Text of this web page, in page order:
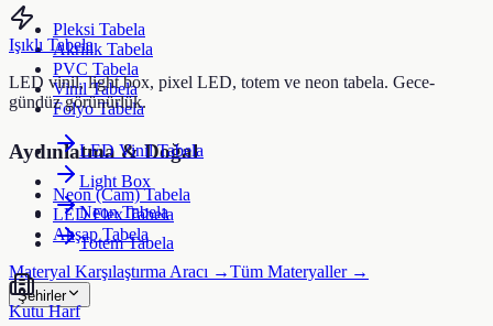
Pleksi Tabela
Akrilik Tabela
PVC Tabela
Vinil Tabela
Folyo Tabela
Aydınlatma & Doğal
Neon (Cam) Tabela
LED Flex Tabela
Ahşap Tabela
Materyal Karşılaştırma Aracı →Tüm Materyaller →
Şehirler
Işıklı Tabela
LED vinil, light box, pixel LED, totem ve neon tabela. Gece-
gündüz görünürlük.
LED Vinil Tabela
Light Box
Neon Tabela
Totem Tabela
Kutu Harf